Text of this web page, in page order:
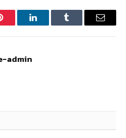
LinkedInTumblr Email
admin